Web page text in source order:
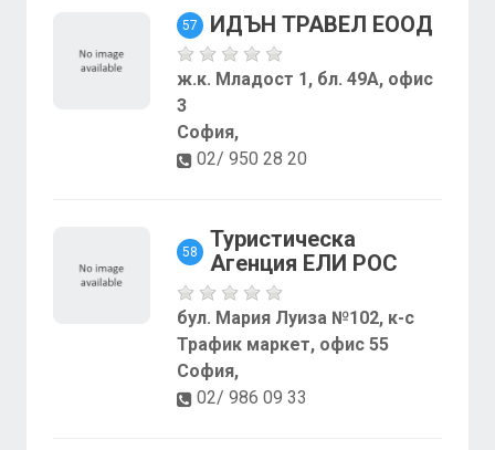
57 ИДЪН ТРАВЕЛ ЕООД
ж.к. Младост 1, бл. 49А, офис
3
София,
02/ 950 28 20
58
Туристическа
Агенция ЕЛИ РОС
бул. Мария Луиза №102, к-с
Трафик маркет, офис 55
София,
02/ 986 09 33